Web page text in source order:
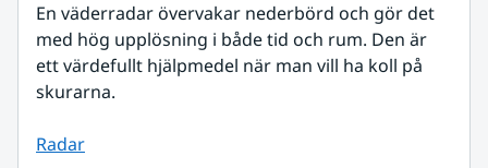
En väderradar övervakar nederbörd och gör det
med hög upplösning i både tid och rum. Den är
ett värdefullt hjälpmedel när man vill ha koll på
skurarna.
Radar